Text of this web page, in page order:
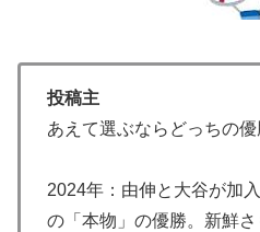
12年の国際試合における外
レビ番組が最新SNSの数十
▶ 韓国人「手術中に震度6強の
た」「こういう姿は韓国も
なら日本だけではなく韓国
投稿主
あえて選ぶならどっちの
2024年：由伸と大谷が加
の「本物」の優勝。新鮮